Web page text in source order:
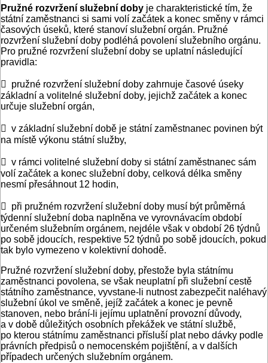
Pružné rozvržení služební doby je charakteristické tím, že
státní zaměstnanci si sami volí začátek a konec směny v rámci
časových úseků, které stanoví služební orgán. Pružné
rozvržení služební doby podléhá povolení služebního orgánu.
Pro pružné rozvržení služební doby se uplatní následující
pravidla:
 pružné rozvržení služební doby zahrnuje časové úseky
základní a volitelné služební doby, jejichž začátek a konec
určuje služební orgán,
 v základní služební době je státní zaměstnanec povinen být
na místě výkonu státní služby,
 v rámci volitelné služební doby si státní zaměstnanec sám
volí za­čá­tek a konec služební doby, celková délka směny
nesmí přesá­hnout 12 ­hodin,
 při pružném rozvržení služební doby musí být průměrná
týdenní služební doba naplněna ve vyrovnávacím období
určeném služebním orgánem, nejdéle však v období 26 týdnů
po sobě jdoucích, respektive 52 týdnů po sobě jdoucích, pokud
tak bylo vymezeno v kolektivní dohodě.
Pružné rozvržení služební doby, přestože byla státnímu
zaměstnanci povolena, se však neuplatní při služební cestě
státního zaměstnance, ­vyvstane-li nutnost zabezpečit naléhavý
služební úkol ve směně, jejíž začátek a konec je pevně
stanoven, nebo brání-li jejímu uplatnění provozní důvody,
a v době důležitých osobních překážek ve státní službě,
po kterou státnímu zaměstnanci přísluší plat nebo dávky podle
právních předpisů o nemocenském pojištění, a v dalších
případech určených služebním orgánem.